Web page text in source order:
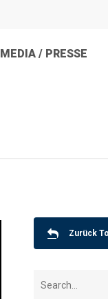
MEDIA / PRESSE
Zurück